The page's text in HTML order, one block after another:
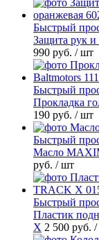
Быстрый
Защита рук и
990 руб. / шт
Быстрый
Прокладка
190 руб. / шт
Быстрый
Масло
руб. / шт
Быстрый
Пластик
X 2 500 руб.